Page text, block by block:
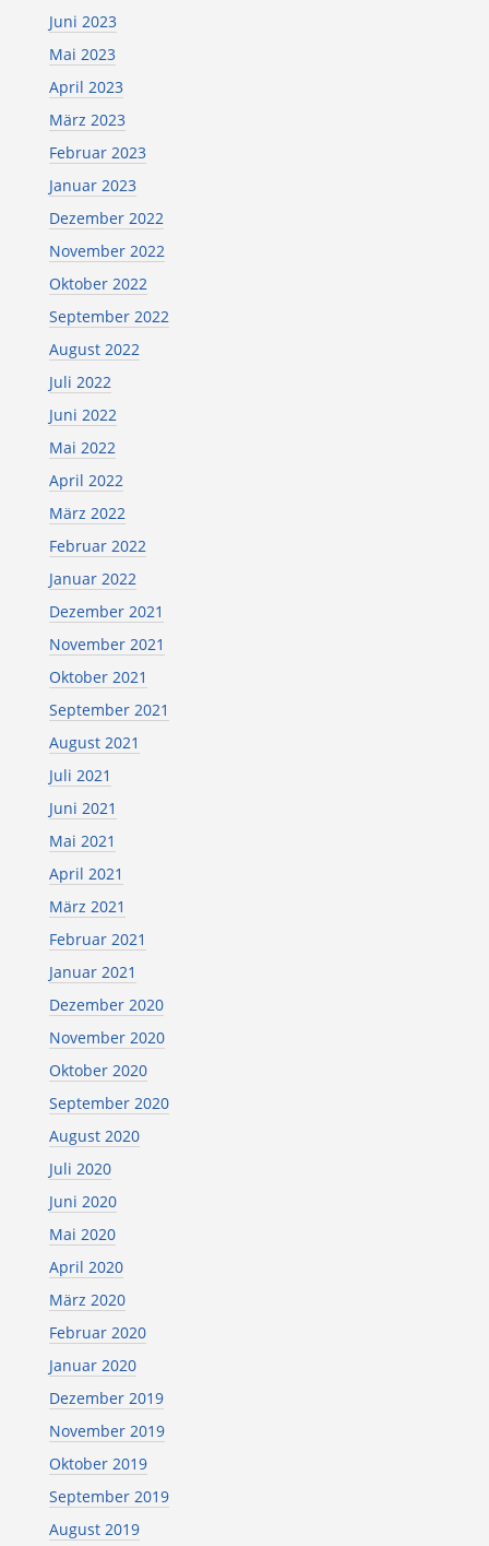
Juni 2023
Mai 2023
April 2023
März 2023
Februar 2023
Januar 2023
Dezember 2022
November 2022
Oktober 2022
September 2022
August 2022
Juli 2022
Juni 2022
Mai 2022
April 2022
März 2022
Februar 2022
Januar 2022
Dezember 2021
November 2021
Oktober 2021
September 2021
August 2021
Juli 2021
Juni 2021
Mai 2021
April 2021
März 2021
Februar 2021
Januar 2021
Dezember 2020
November 2020
Oktober 2020
September 2020
August 2020
Juli 2020
Juni 2020
Mai 2020
April 2020
März 2020
Februar 2020
Januar 2020
Dezember 2019
November 2019
Oktober 2019
September 2019
August 2019